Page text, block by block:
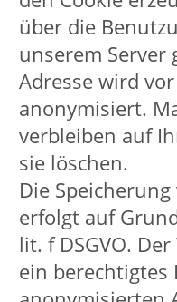
verwendeten
Die Webadresse des
wird täglich um die den
kennzeichnenden Teile
Dadurch bleiben die
anonym. Die
ausschließlich zu
Zwecken ausgewertet,
personenbezogene
Daten erfolgt nicht,
Dritte findet nicht statt.
E-Mail-
Speicherung